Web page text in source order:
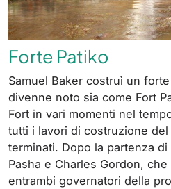
Forte Patiko
Samuel Baker costruì un
divenne noto sia come Fort
Fort in vari momenti nel
tutti i lavori di costruzione
terminati. Dopo la partenza di
Pasha e Charles Gordon,
entrambi governatori della